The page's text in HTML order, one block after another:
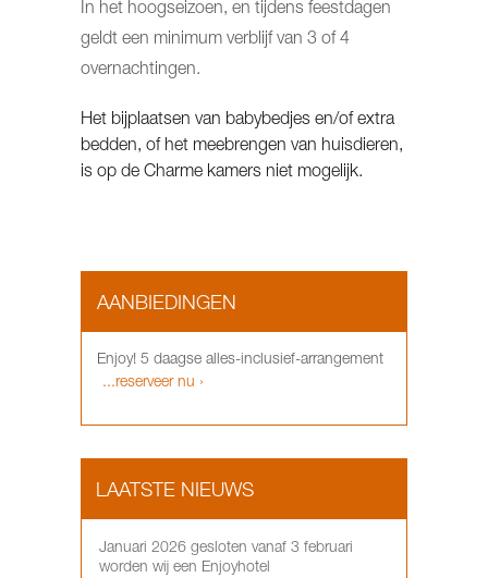
In het hoogseizoen, en tijdens feestdagen
geldt een minimum verblijf van 3 of 4
overnachtingen.
Het bijplaatsen van babybedjes en/of extra
bedden, of het meebrengen van huisdieren,
is op de Charme kamers niet mogelijk.
AANBIEDINGEN
Enjoy! 5 daagse alles-inclusief-arrangement
...reserveer nu ›
LAATSTE NIEUWS
Januari 2026 gesloten vanaf 3 februari
worden wij een Enjoyhotel